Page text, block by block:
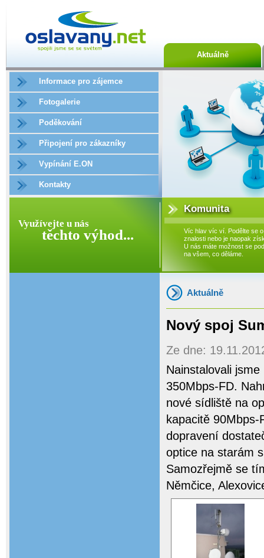
Aktuálně
Informace pro zájemce
Fotogalerie
Poděkování
Připojení pro zákazníky
Vypínání E.ON
Kontakty
Využívejte u nás
těchto výhod...
Komunita
Víc hlav víc ví. Podělte se o
znalosti nebo je naopak
U nás máte možnost se
na všem, co děláme.
Aktuálně
Nový spoj
Ze dne:
Nainstalovali
350Mbps-FD.
nové sídliště na
kapacitě
dopravení
optice na starám
Samozřejmě se
Němčice,